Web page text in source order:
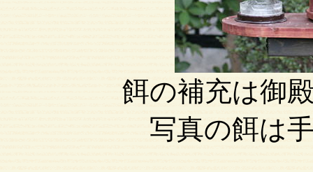
餌の補充は御
写真の餌は